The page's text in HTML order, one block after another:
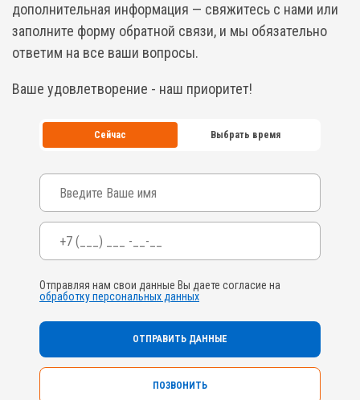
дополнительная информация — свяжитесь с нами или
заполните форму обратной связи, и мы обязательно
ответим на все ваши вопросы.
Ваше удовлетворение - наш приоритет!
Сейчас Выбрать время
Ваше имя
Телефон
Отправляя нам свои данные Вы даете согласие на
обработку персональных данных
ПОЗВОНИТЬ